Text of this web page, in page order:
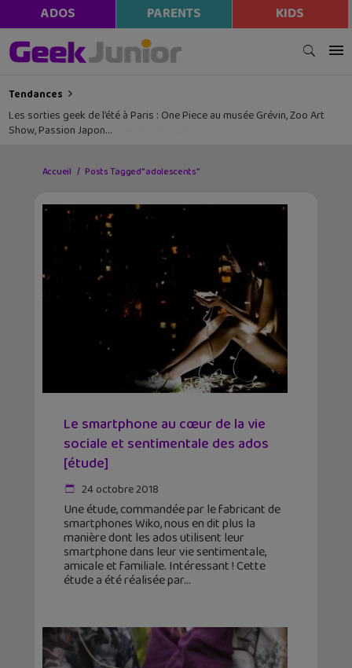
ADOS PARENTS KIDS
Tendances
Les sorties geek de l’été à Paris : One Piece au musée Grévin, Zoo Art
Show, Passion Japon…
Accueil Posts Tagged "adolescents"
Le smartphone au cœur de la vie
sociale et sentimentale des ados
[étude]
24 octobre 2018
Une étude, commandée par le fabricant de
smartphones Wiko, nous en dit plus la
manière dont les ados utilisent leur
smartphone dans leur vie sentimentale,
amicale et familiale. Intéressant ! Cette
étude a été réalisée par